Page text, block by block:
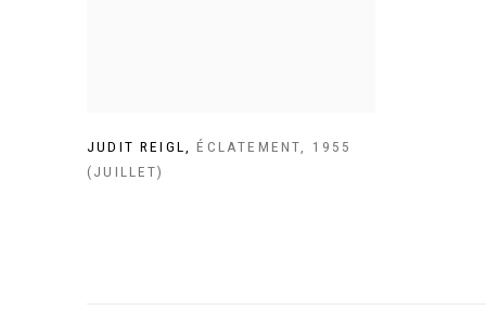
JUDIT REIGL,ÉCLATEMENT, 1955
(JUILLET)